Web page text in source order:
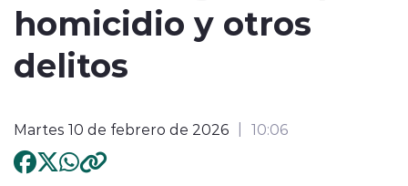
homicidio y otros
delitos
Martes 10 de febrero de 2026 10:06